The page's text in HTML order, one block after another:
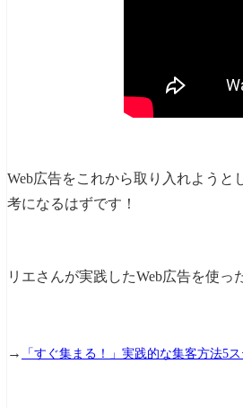
Web広告をこれから取り入れよう
考になるはずです！
リエさんが実践したWeb広告を使っ
→ 「すぐ集まる！」実践的な集客方法5